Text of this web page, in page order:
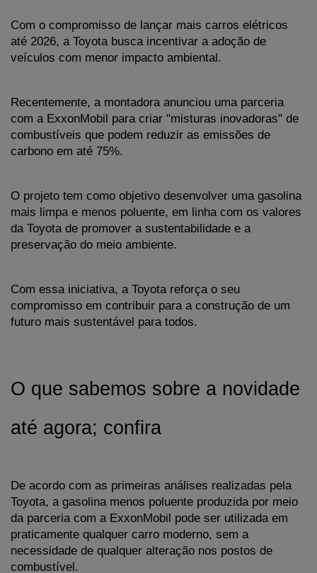
Com o compromisso de lançar mais carros elétricos
até 2026, a Toyota busca incentivar a adoção de
veículos com menor impacto ambiental.
Recentemente, a montadora anunciou uma parceria
com a ExxonMobil para criar "misturas inovadoras" de
combustíveis que podem reduzir as emissões de
carbono em até 75%.
O projeto tem como objetivo desenvolver uma gasolina
mais limpa e menos poluente, em linha com os valores
da Toyota de promover a sustentabilidade e a
preservação do meio ambiente.
Com essa iniciativa, a Toyota reforça o seu
compromisso em contribuir para a construção de um
futuro mais sustentável para todos.
O que sabemos sobre a novidade
até agora; confira
De acordo com as primeiras análises realizadas pela
Toyota, a gasolina menos poluente produzida por meio
da parceria com a ExxonMobil pode ser utilizada em
praticamente qualquer carro moderno, sem a
necessidade de qualquer alteração nos postos de
combustível.